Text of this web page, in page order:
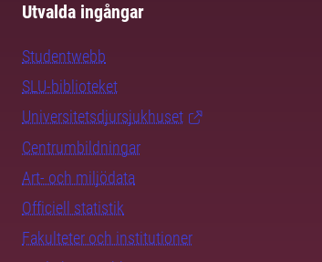
Utvalda ingångar
Studentwebb
SLU-biblioteket
Universitetsdjursjukhuset
Centrumbildningar
Art- och miljödata
Officiell statistik
Fakulteter och institutioner